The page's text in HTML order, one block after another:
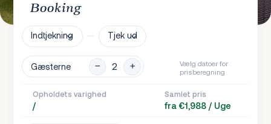
Booking
Indtjekning Tjek ud
Gæsterne
Vælg datoer for
prisberegning
Opholdets varighed
/
Samlet pris
fra €1,988 / Uge